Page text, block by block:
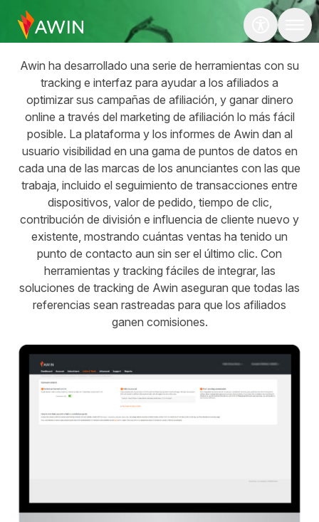
Hero
Tools
Awin ha desarrollado una serie de herramientas con su
tracking e interfaz para ayudar a los afiliados a
optimizar sus campañas de afiliación, y ganar dinero
online a través del marketing de afiliación lo más fácil
posible. La plataforma y los informes de Awin dan al
usuario visibilidad en una gama de puntos de datos en
cada una de las marcas de los anunciantes con las que
trabaja, incluido el seguimiento de transacciones entre
dispositivos, valor de pedido, tiempo de clic,
contribución de división e influencia de cliente nuevo y
existente, mostrando cuántas ventas ha tenido un
punto de contacto aun sin ser el último clic. Con
herramientas y tracking fáciles de integrar, las
soluciones de tracking de Awin aseguran que todas las
referencias sean rastreadas para que los afiliados
ganen comisiones.